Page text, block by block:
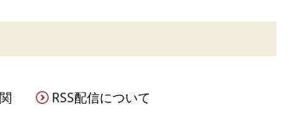
RSS配信について